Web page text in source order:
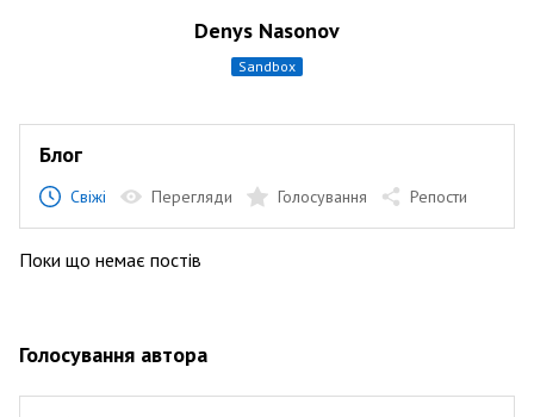
Denys Nasonov
sandbox
Блог
Свіжі Перегляди Голосування Репости
Поки що немає постів
Голосування автора